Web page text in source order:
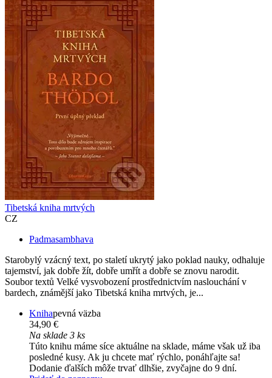
Tibetská kniha mrtvých
CZ
Padmasambhava
Starobylý vzácný text, po staletí ukrytý jako poklad nauky, odhaluje
tajemství, jak dobře žít, dobře umřít a dobře se znovu narodit.
Soubor textů Velké vysvobození prostřednictvím naslouchání v
bardech, známější jako Tibetská kniha mrtvých, je...
Knihapevná väzba
34,90 €
Na sklade 3 ks
Túto knihu máme síce aktuálne na sklade, máme však už iba
posledné kusy. Ak ju chcete mať rýchlo, ponáhľajte sa!
Dodanie ďalších môže trvať dlhšie, zvyčajne do 9 dní.